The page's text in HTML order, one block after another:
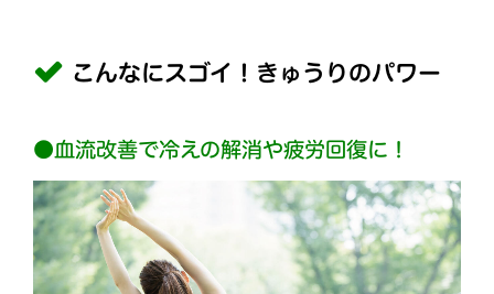
こんなにスゴイ！きゅうりのパワー
●血流改善で冷えの解消や疲労回復に！